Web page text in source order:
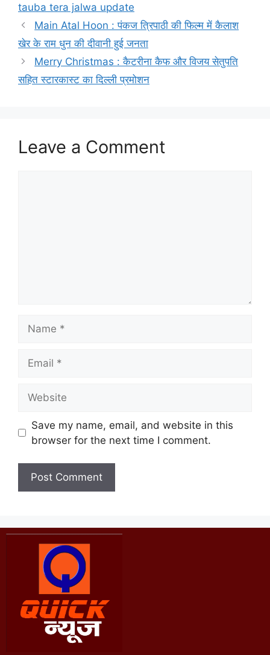
tauba tera jalwa update
Main Atal Hoon : पंकज त्रिपाठी की फिल्म में कैलाश
खेर के राम धुन की दीवानी हुई जनता
Merry Christmas : कैटरीना कैफ और विजय सेतुपति
सहित स्टारकास्ट का दिल्ली प्रमोशन
Leave a Comment
Save my name, email, and website in this
browser for the next time I comment.